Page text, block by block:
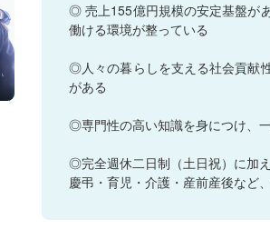
◎ 売上155億円規模の安定基盤が
働ける環境が整っている
◎人々の暮らしを支える社会貢献
がある
◎専門性の高い知識を身につけ、
◎完全週休二日制（土日祝）に加
慶弔・育児・介護・産前産後など